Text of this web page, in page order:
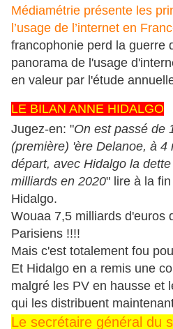
Médiamétrie présente les
l’usage de l’internet en
francophonie perd la guerre
panorama de l'usage
en valeur par l'étude
LE BILAN ANNE HIDALGO
Jugez-en: "On est passé de
(première) 'ère Delanoe, à 4
départ, avec Hidalgo la
milliards en 2020" lire à la
Hidalgo.
Wouaa 7,5 milliards d'euros
Parisiens !!!!
Mais c'est totalement fou
Et Hidalgo en a remis une
malgré les PV en hausse et
qui les distribuent
Le secrétaire général du